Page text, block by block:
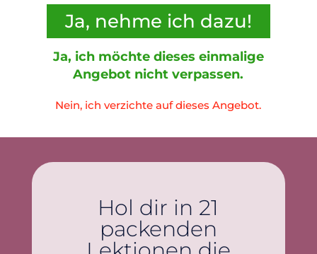
Ja, nehme ich dazu!
Ja, ich möchte dieses einmalige
Angebot nicht verpassen.
Nein, ich verzichte auf dieses Angebot.
Hol dir in 21
packenden